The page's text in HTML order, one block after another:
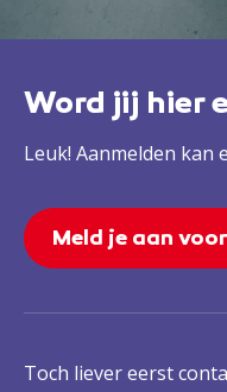
Word jij hier
Leuk! Aanmelden kan
Meld je aan
Toch liever eerst